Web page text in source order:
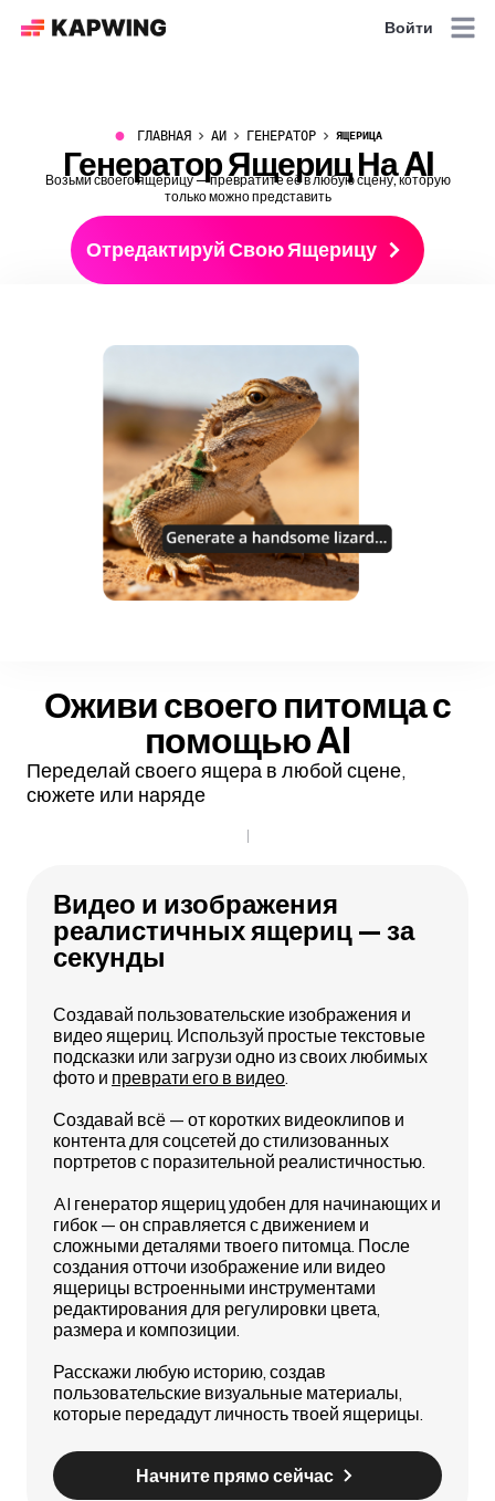
Войти
● ГЛАВНАЯ АИ ГЕНЕРАТОР ЯЩЕРИЦА
Генератор Ящериц На AI
Возьми своего ящерицу — превратите её в любую сцену, которую
только можно представить
Отредактируй Свою Ящерицу
Оживи своего питомцас
помощью AI
Переделай своего ящера в любой сцене,
сюжете или наряде
Видео и изображения
реалистичных ящериц — за
секунды
Создавай пользовательские изображения и
видео ящериц. Используй простые текстовые
подсказки или загрузи одно из своих любимых
фото и преврати его в видео
Создавай всё — от коротких видеоклипов и
контента для соцсетей до стилизованных
портретов с поразительной реалистичностью.
AI генератор ящериц удобен для начинающих и
гибок — он справляется с движением и
сложными деталями твоего питомца. После
создания отточи изображение или видео
ящерицы встроенными инструментами
редактирования для регулировки цвета,
размера и композиции.
Расскажи любую историю, создав
пользовательские визуальные материалы,
которые передадут личность твоей ящерицы.
Начните прямо сейчас